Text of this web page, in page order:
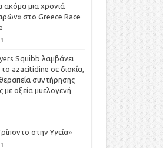
ακόμα μια χρονιά
στο Greece Race
Squibb λαμβάνει
το azacitidine σε δισκία,
συντήρησης
με οξεία μυελογενή
στην Υγεία»